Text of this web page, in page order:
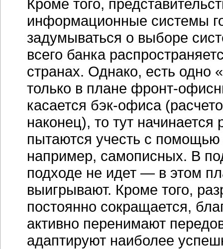
Кроме того,
информационные системы
задумываться о выборе
всего банка
странах. Однако, есть
только в плане фронт-
касается бэк-офиса
наконец), то тут
пытаются учесть с
например, самописных. В
подходе не идет — в этом
выигрывают. Кроме того,
постоянно сокращается,
активно перенимают
адаптируют наиболее